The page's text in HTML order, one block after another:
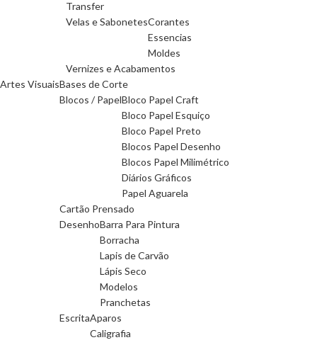
Transfer
Velas e SabonetesCorantes
Essencias
Moldes
Vernizes e Acabamentos
Artes VisuaisBases de Corte
Blocos / PapelBloco Papel Craft
Bloco Papel Esquiço
Bloco Papel Preto
Blocos Papel Desenho
Blocos Papel Milimétrico
Diários Gráficos
Papel Aguarela
Cartão Prensado
DesenhoBarra Para Pintura
Borracha
Lapis de Carvão
Lápis Seco
Modelos
Pranchetas
EscritaAparos
Caligrafia